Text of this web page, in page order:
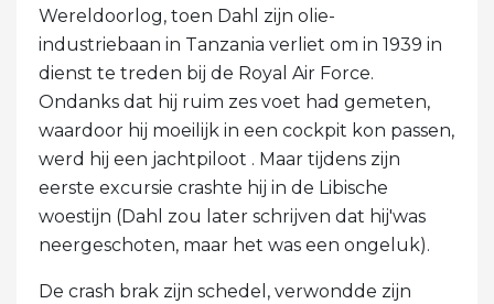
Wereldoorlog, toen Dahl zijn olie-
industriebaan in Tanzania verliet om in 1939 in
dienst te treden bij de Royal Air Force.
Ondanks dat hij ruim zes voet had gemeten,
waardoor hij moeilijk in een cockpit kon passen,
werd hij een jachtpiloot . Maar tijdens zijn
eerste excursie crashte hij in de Libische
woestijn (Dahl zou later schrijven dat hij'was
neergeschoten, maar het was een ongeluk).
De crash brak zijn schedel, verwondde zijn